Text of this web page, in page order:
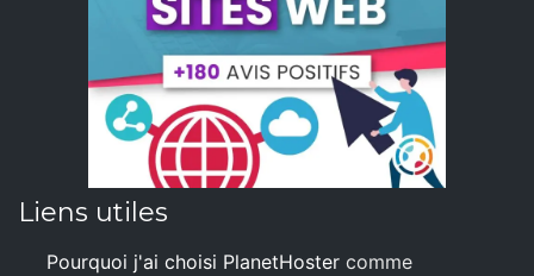
Liens utiles
Pourquoi j'ai choisi PlanetHoster comme